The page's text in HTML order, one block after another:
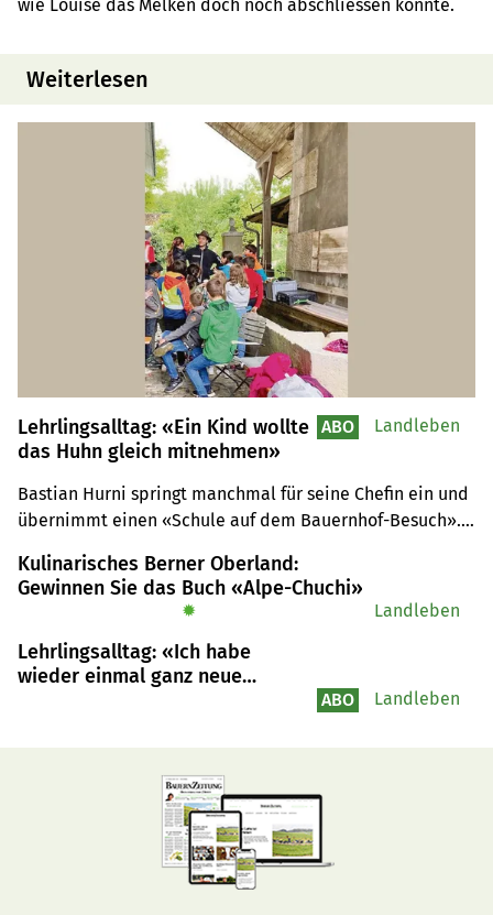
wie Louise das Melken doch noch abschliessen konnte.
Weiterlesen
Lehrlingsalltag: «Ein Kind wollte
das Huhn gleich mitnehmen»
Bastian Hurni springt manchmal für seine Chefin ein und
übernimmt einen «Schule auf dem Bauernhof-Besuch».
beliebt.
ABO Landleben
Kulinarisches Berner Oberland:
Gewinnen Sie das Buch «Alpe-Chuchi»
✹ Landleben
Lehrlingsalltag: «Ich habe
wieder einmal ganz neue
ABO Landleben